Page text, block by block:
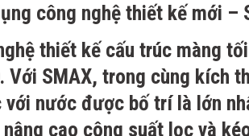
công nghệ thiết kế mới –
thiết kế cấu trúc màng
Với SMAX, trong cùng kích
nước được bố trí là lớn
cao công suất lọc và